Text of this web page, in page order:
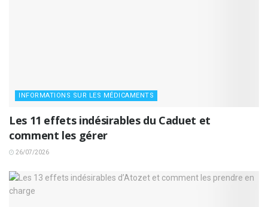
INFORMATIONS SUR LES MÉDICAMENTS
Les 11 effets indésirables du Caduet et
comment les gérer
26/07/2026